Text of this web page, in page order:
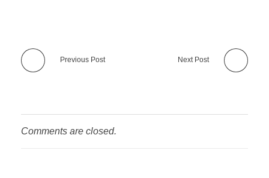
Previous Post Next Post
Comments are closed.